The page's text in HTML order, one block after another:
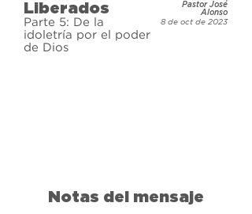
mientras exploramos el libro de
Éxodo y aprende cómo estos
eventos históricos nos ayudan a
Liberados
Parte 5: De la
idoletría por el poder
de Dios
Pastor José
Alonso
8 de oct de 2023
Notas del mensaje